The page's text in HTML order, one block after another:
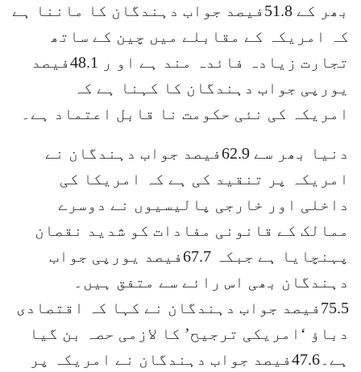
بھر کے 51.8فیصد جواب دہندگان کا ماننا ہے
کہ امریکہ کے مقابلے میں چین کے ساتھ
تجارت زیادہ فائدہ مند ہے او ر 48.1فیصد
یورپی جواب دہندگان کا کہنا ہے کہ
امریکہ کی نئی حکومت نا قابل اعتماد ہے۔
دنیا بھر سے 62.9فیصد جواب دہندگان نے
امریکہ پر تنقید کی ہے کہ امریکا کی
داخلی اور خارجی پالیسیوں نے دوسرے
ممالک کے قانونی مفادات کو شدید نقصان
پہنچایا ہے جبکہ 67.7فیصد یورپی جواب
دہندگان بھی اس رائے سے متفق ہیں۔
75.5فیصد جواب دہندگان نے کہا کہ اقتصادی
دباؤ ‘امریکی ترجیح’ کا لازمی حصہ بن گیا
ہے۔47.6فیصد جواب دہندگان نے امریکہ پر